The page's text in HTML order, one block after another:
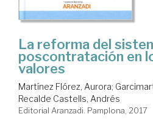
La reforma del
poscontratación en
valores
Martínez Flórez, Aurora;
Recalde Castells, Andrés
Editorial Aranzadi. Pamplona, 2017